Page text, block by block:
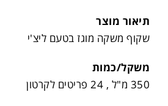
תיאור מוצר
שקוף משקה מוגז בטעם ליצ'י
משקל/כמות
350 מ"ל , 24 פריטים לקרטון